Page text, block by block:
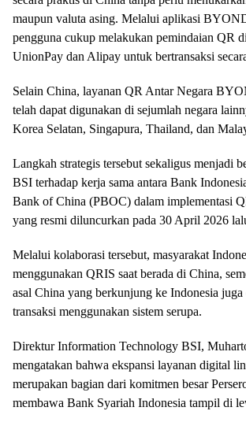
maupun valuta asing. Melalui aplikasi
pengguna cukup melakukan pemindaian QR
UnionPay dan Alipay untuk bertransaksi
Selain China, layanan QR Antar Negara
telah dapat digunakan di sejumlah negara
Korea Selatan, Singapura, Thailand, dan
Langkah strategis tersebut sekaligus menjadi
BSI terhadap kerja sama antara Bank
Bank of China (PBOC) dalam implementasi
yang resmi diluncurkan pada 30 April 2026
Melalui kolaborasi tersebut, masyarakat
menggunakan QRIS saat berada di China,
asal China yang berkunjung ke Indonesia juga
transaksi menggunakan sistem serupa.
Direktur Information Technology BSI,
mengatakan bahwa ekspansi layanan digital
merupakan bagian dari komitmen besar
membawa Bank Syariah Indonesia tampil di